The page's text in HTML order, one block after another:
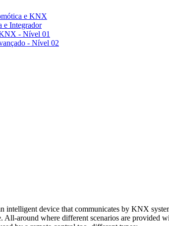
e KNX
e Integrador
- Nível 01
- Nível 02
device that communicates by KNX
All-around where different scenarios are